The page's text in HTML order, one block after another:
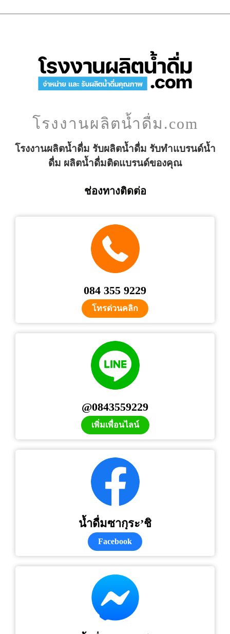
โรงงานผลิตน้ำดื่ม.com
โรงงานผลิตน้ำดื่ม รับผลิตน้ำดื่ม รับทำแบรนด์น้ำ
ดื่ม ผลิตน้ำดื่มติดแบรนด์ของคุณ
ช่องทางติดต่อ
084 355 9229
โทรด่วนคลิก
@0843559229
เพิ่มเพื่อนไลน์
น้ำดื่มซากุระ’ชิ
Facebook